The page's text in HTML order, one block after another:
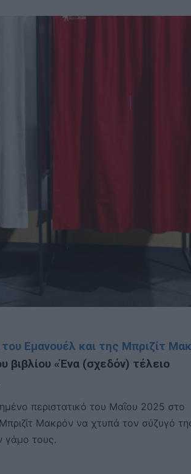
Εμανουέλ και της Μπριζίτ
βιβλίου «Ένα (σχεδόν) τέλειο
περιστατικό του Μαΐου 2025 στο
Μακρόν να χτυπά τον σύζυγό
γάμο τους.